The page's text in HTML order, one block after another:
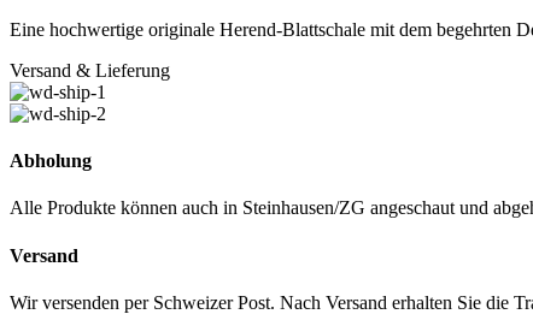
Eine hochwertige originale Herend-Blattschale mit dem begehrten
Versand & Lieferung
Abholung
Alle Produkte können auch in Steinhausen/ZG angeschaut und
Versand
Wir versenden per Schweizer Post. Nach Versand erhalten Sie die